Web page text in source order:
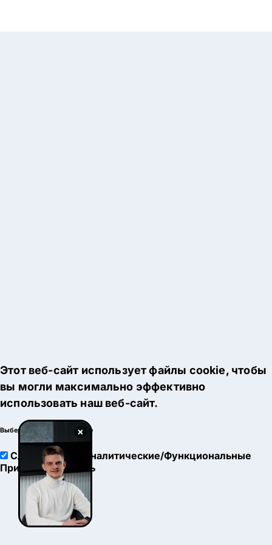
×
Этот веб-сайт использует файлы cookie, чтобы
вы могли максимально эффективно
использовать наш веб-сайт.
Выберите настройки cookie
Служебные
Аналитические/Функциональные
Принять Настроить